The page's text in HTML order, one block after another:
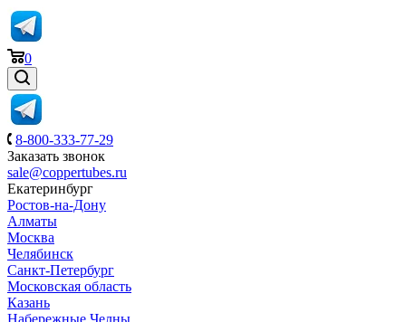
0
8-800-333-77-29
Заказать звонок
sale@coppertubes.ru
Екатеринбург
Ростов-на-Дону
Алматы
Москва
Челябинск
Санкт-Петербург
Московская область
Казань
Набережные Челны